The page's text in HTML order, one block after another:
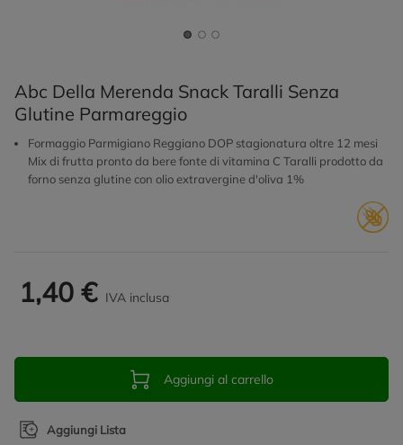
Abc Della Merenda Snack Taralli Senza
Glutine Parmareggio
Formaggio Parmigiano Reggiano DOP stagionatura oltre 12 mesi
Mix di frutta pronto da bere fonte di vitamina C Taralli prodotto da
forno senza glutine con olio extravergine d'oliva 1%
1,40 € IVA inclusa
Aggiungi al carrello
Aggiungi Lista